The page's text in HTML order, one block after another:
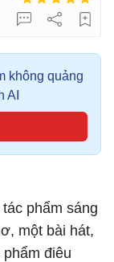
không quảng
AI
phẩm sáng
một bài hát,
điêu